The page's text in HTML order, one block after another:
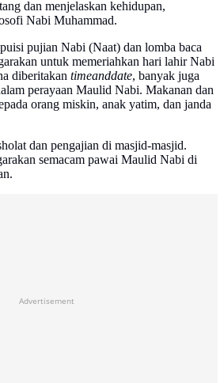
dan menjelaskan kehidupan,
Nabi Muhammad.
pujian Nabi (Naat) dan lomba baca
untuk memeriahkan hari lahir Nabi
diberitakan timeanddate, banyak juga
perayaan Maulid Nabi. Makanan dan
orang miskin, anak yatim, dan janda
dan pengajian di masjid-masjid.
semacam pawai Maulid Nabi di
Advertisement